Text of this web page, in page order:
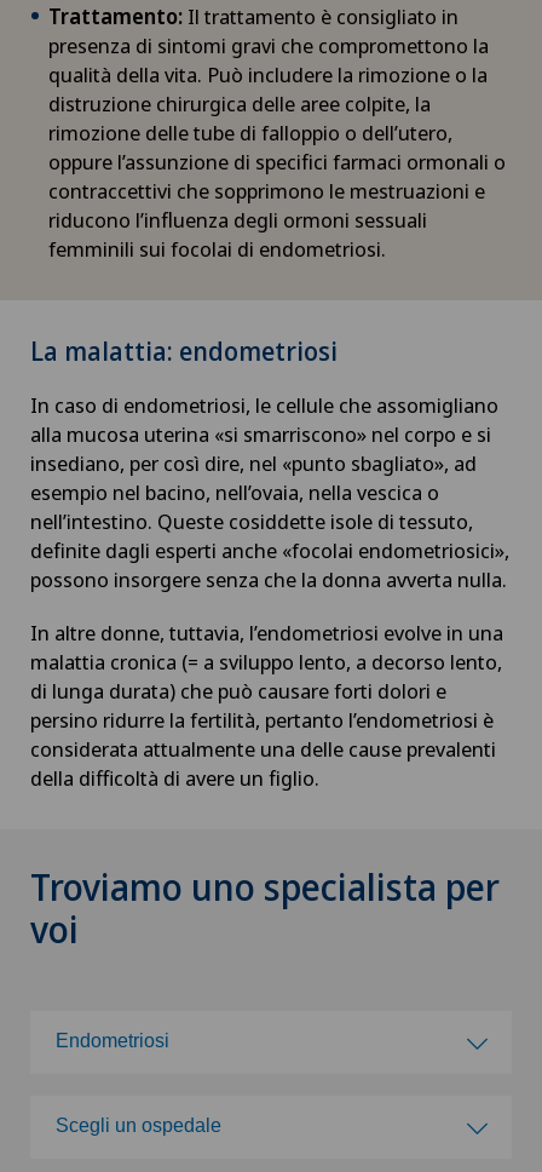
Trattamento: Il trattamento è consigliato in
presenza di sintomi gravi che compromettono la
qualità della vita. Può includere la rimozione o la
distruzione chirurgica delle aree colpite, la
rimozione delle tube di falloppio o dell’utero,
oppure l’assunzione di specifici farmaci ormonali o
contraccettivi che sopprimono le mestruazioni e
riducono l’influenza degli ormoni sessuali
femminili sui focolai di endometriosi.
La malattia: endometriosi
In caso di endometriosi, le cellule che assomigliano
alla mucosa uterina «si smarriscono» nel corpo e si
insediano, per così dire, nel «punto sbagliato», ad
esempio nel bacino, nell’ovaia, nella vescica o
nell’intestino. Queste cosiddette isole di tessuto,
definite dagli esperti anche «focolai endometriosici»,
possono insorgere senza che la donna avverta nulla.
In altre donne, tuttavia, l’endometriosi evolve in una
malattia cronica (= a sviluppo lento, a decorso lento,
di lunga durata) che può causare forti dolori e
persino ridurre la fertilità, pertanto l’endometriosi è
considerata attualmente una delle cause prevalenti
della difficoltà di avere un figlio.
Troviamo uno specialista per
voi
Endometriosi
Scegli un ospedale